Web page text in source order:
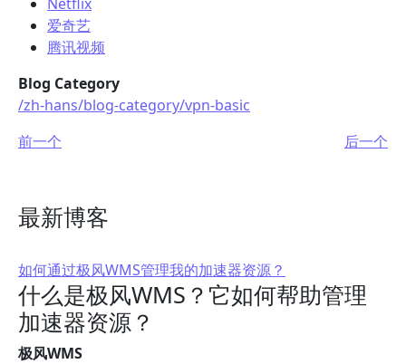
爱奇艺
腾讯视频
Blog Category
/zh-hans/blog-category/vpn-basic
前一个
后一个
最新博客
如何通过极风WMS管理我的加速器资源？
什么是极风WMS？它如何帮助管理
加速器资源？
极风WMS